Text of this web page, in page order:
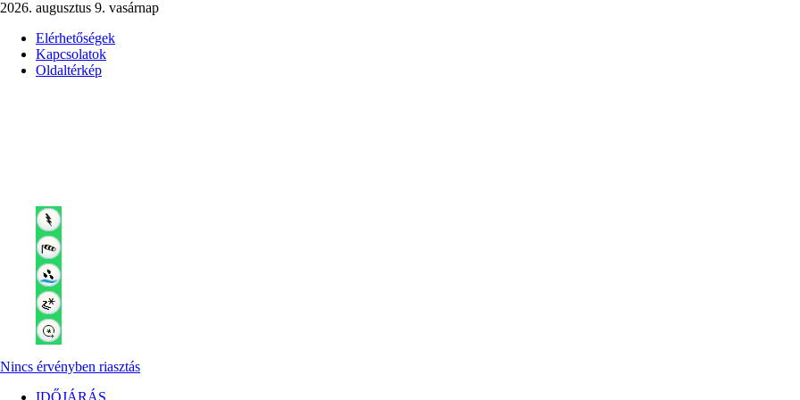
2026. augusztus 9. vasárnap
Elérhetőségek
Kapcsolatok
Oldaltérkép
Nincs érvényben riasztás
IDŐJÁRÁS